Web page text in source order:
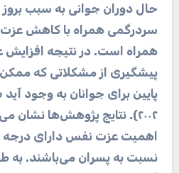
حال دوران جوانی به سبب
سردرگمی همراه با کاهش
همراه است. در نتیجه
پیشگیری از مشکلاتی که
پایین برای جوانان به وجود
۲۰۰۲). نتایج پژوهش‌ها نشان
اهمیت عزت نفس دارای درجه
نسبت به پسران می‌باشند. به